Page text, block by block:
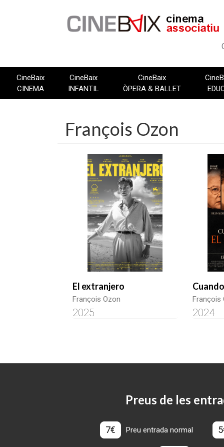
CineBaix
CINEMA
CineBaix
INFANTIL
CineBaix
ÒPERA & BALLET
François Ozon
El extranjero
François Ozon
2025
François
2024
Preus de les
7€ Preu entrada normal